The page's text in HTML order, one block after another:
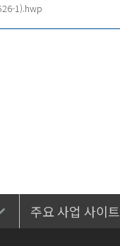
1).hwp
주요 사업 사이트